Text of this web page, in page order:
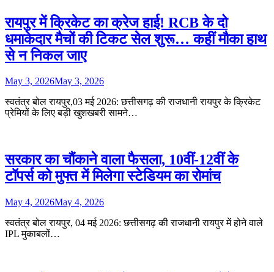
रायपुर में क्रिकेट का क्रेज हाई! RCB के दो
धमाकेदार मैचों की टिकट सेल शुरू… कहीं मौका हाथ
से न निकल जाए
May 3, 2026May 3, 2026
स्वतंत्र बोल रायपुर,03 मई 2026: छत्तीसगढ़ की राजधानी रायपुर के क्रिकेट
प्रेमियों के लिए बड़ी खुशखबरी सामने…
सरकार का चौंकाने वाला फैसला, 10वीं-12वीं के
टॉपर्स को मुफ्त में मिलेगा स्टेडियम का रोमांच
May 4, 2026May 4, 2026
स्वतंत्र बोल रायपुर, 04 मई 2026: छत्तीसगढ़ की राजधानी रायपुर में होने वाले
IPL मुकाबलों…